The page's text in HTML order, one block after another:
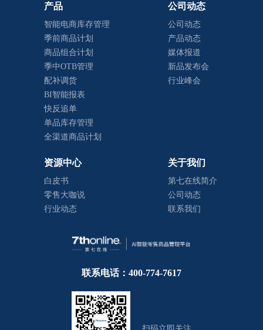
产品
智能电商库存管理
季前商品计划
商品组合计划
季中OTB管理
配补调货
BI智能报表
快反追单
单品库存管理
全渠道商品计划
公司动态
公司动态
产品动态
媒体报道
新品发布会
行业峰会
资源中心
白皮书
零售大咖说
行业动态
关于我们
第七在线简介
公司动态
联系我们
联系电话：400-774-7617